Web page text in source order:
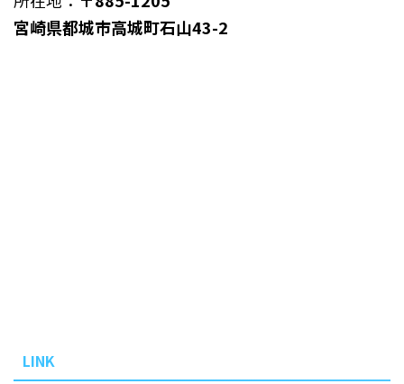
宮崎県都城市高城町石山43-2
LINK